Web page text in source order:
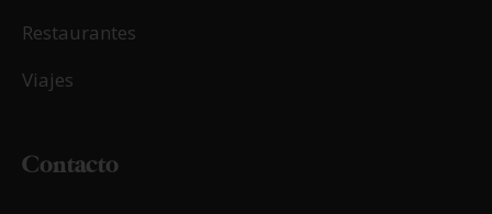
Restaurantes
Viajes
Contacto